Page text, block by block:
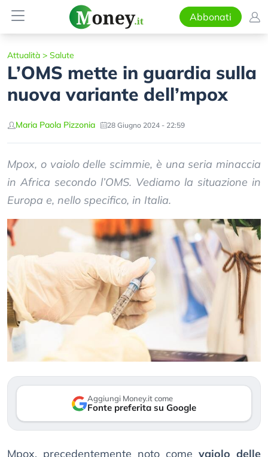
Abbonati
Attualità > Salute
L’OMS mette in guardia sulla
nuova variante dell’mpox
Maria Paola Pizzonia 28 Giugno 2024 - 22:59
Mpox, o vaiolo delle scimmie, è una seria minaccia
in Africa secondo l’OMS. Vediamo la situazione in
Europa e, nello specifico, in Italia.
Aggiungi Money.it come
Fonte preferita su Google
Mpox, precedentemente noto come vaiolo delle